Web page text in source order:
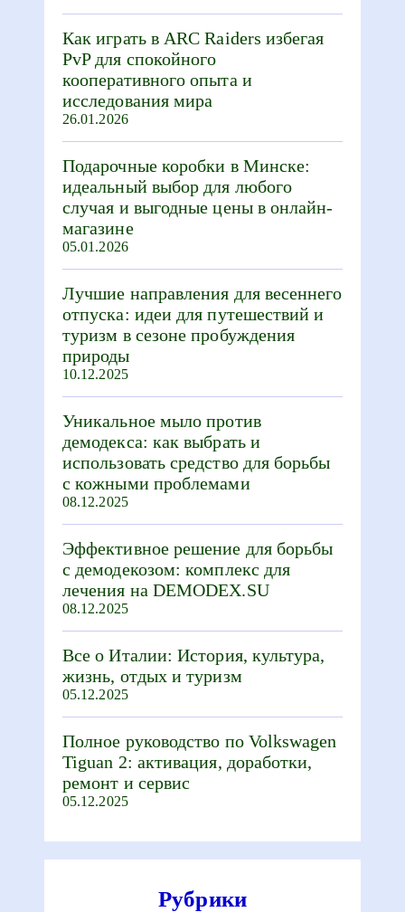
Как играть в ARC Raiders избегая
PvP для спокойного
кооперативного опыта и
исследования мира
26.01.2026
Подарочные коробки в Минске:
идеальный выбор для любого
случая и выгодные цены в онлайн-
магазине
05.01.2026
Лучшие направления для весеннего
отпуска: идеи для путешествий и
туризм в сезоне пробуждения
природы
10.12.2025
Уникальное мыло против
демодекса: как выбрать и
использовать средство для борьбы
с кожными проблемами
08.12.2025
Эффективное решение для борьбы
с демодекозом: комплекс для
лечения на DEMODEX.SU
08.12.2025
Все о Италии: История, культура,
жизнь, отдых и туризм
05.12.2025
Полное руководство по Volkswagen
Tiguan 2: активация, доработки,
ремонт и сервис
05.12.2025
Рубрики